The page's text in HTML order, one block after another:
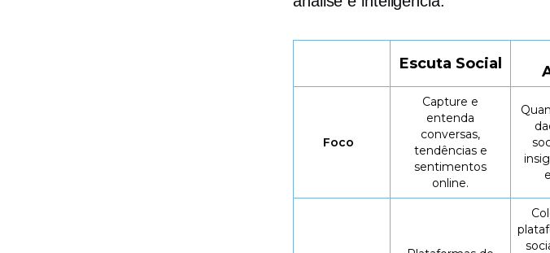
Escuta Social
Foco
Capture e
entenda
conversas,
tendências e
sentimentos
online.